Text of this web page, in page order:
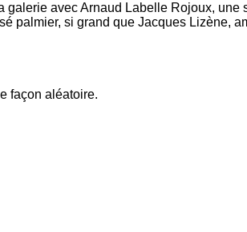
avec Arnaud Labelle Rojoux,
palmier, si grand que Jacques Lizène,
façon aléatoire.